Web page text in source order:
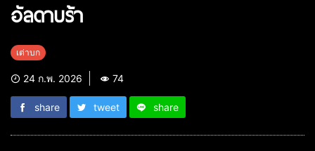
อัลดาบร้า
เต่าบก
24 ก.พ. 2026 74
share tweet share